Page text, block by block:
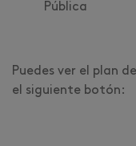
Pública
Puedes ver el plan
el siguiente botón: